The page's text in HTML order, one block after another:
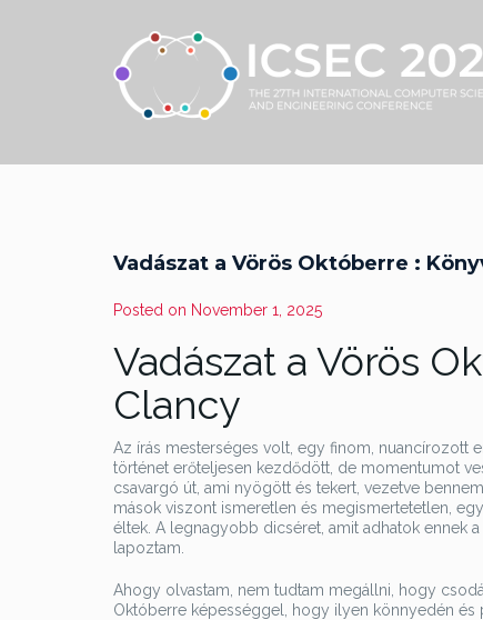
Vadászat a Vörös Októberre :
Posted on November 1, 2025
Vadászat a Vörös
Clancy
Az írás mesterséges volt, egy finom, nuancírozott
történet erőteljesen kezdődött, de momentumot
csavargó út, ami nyögött és tekert, vezetve
mások viszont ismeretlen és megismertetetlen,
éltek. A legnagyobb dicséret, amit adhatok ennek
lapoztam.
Ahogy olvastam, nem tudtam megállni, hogy
Októberre képességgel, hogy ilyen könnyedén